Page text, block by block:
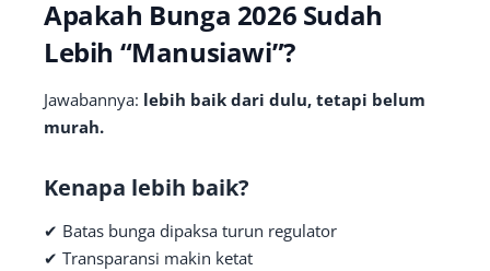
Apakah Bunga 2026 Sudah
Lebih “Manusiawi”?
Jawabannya: lebih baik dari dulu, tetapi belum
murah.
Kenapa lebih baik?
✔ Batas bunga dipaksa turun regulator
✔ Transparansi makin ketat